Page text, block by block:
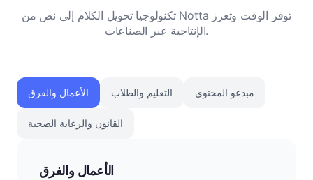
تكنولوجيا تحويل الكلام إلى نص من Notta توفر الوقت وتعزز
الإنتاجية عبر الصناعات.
الأعمال والفرق التعليم والطلاب مبدعو المحتوى
القانون والرعاية الصحية
الأعمال والفرق